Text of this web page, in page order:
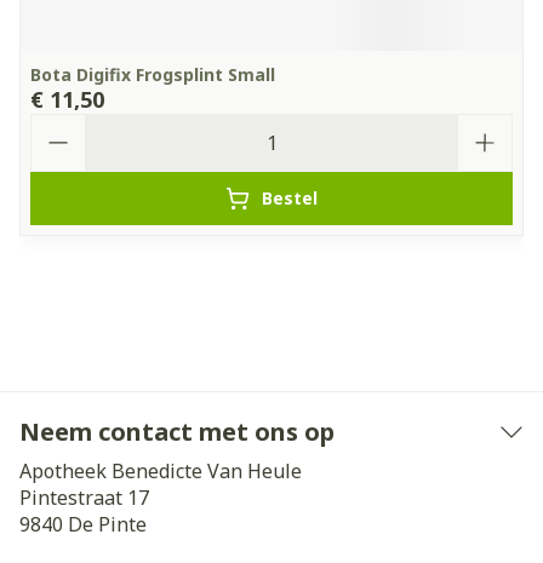
Bota Digifix Frogsplint Small
€ 11,50
Bestel
Neem contact met ons op
Apotheek Benedicte Van Heule
Pintestraat 17
9840 De Pinte